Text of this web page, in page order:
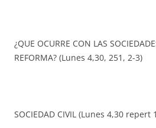
¿QUE OCURRE CON LAS
REFORMA? (Lunes 4,30, 251, 2-3)
SOCIEDAD CIVIL (Lunes 4,30 repert